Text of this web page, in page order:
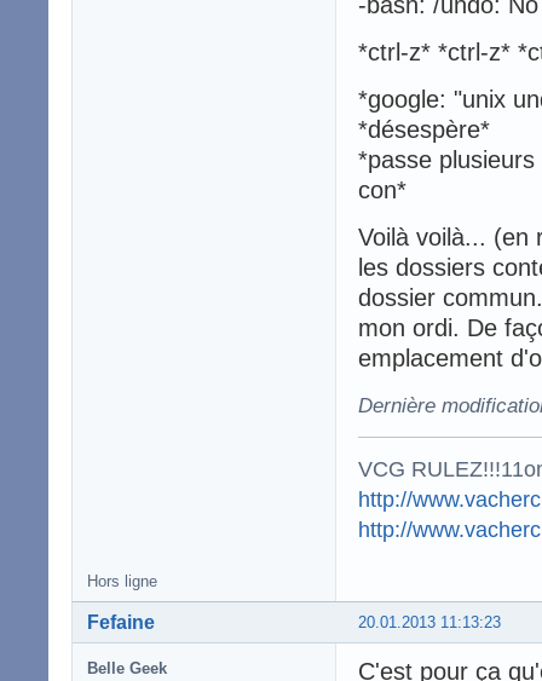
-bash: /undo:
*ctrl-z* *ctrl-z*
*google: "unix
*désespère*
*passe
con*
Voilà voilà... (en
les dossiers
dossier
mon ordi. De
emplacement
Dernière
VCG
http://
http://
Hors ligne
20.01.2013 11:13:23
Fefaine
Belle Geek
C'est pour ça